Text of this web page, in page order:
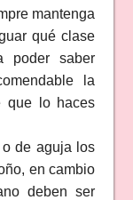
mantenga
qué clase
poder saber
la
que lo haces
de aguja los
en cambio
deben ser